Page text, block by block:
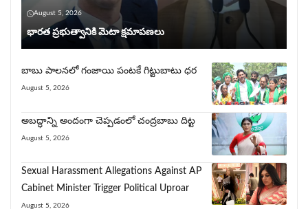
August 5, 2026
భార‌త ప్ర‌భుత్వానికి మెటా క్షమాపణలు
బాబు పాలనలో గంజాయి పంట‌కే గిట్టుబాటు ధర
August 5, 2026
అబద్ధాన్ని అందంగా చెప్పడంలో చంద్రబాబు దిట్ట
August 5, 2026
Sexual Harassment Allegations Against AP
Cabinet Minister Trigger Political Uproar
August 5, 2026